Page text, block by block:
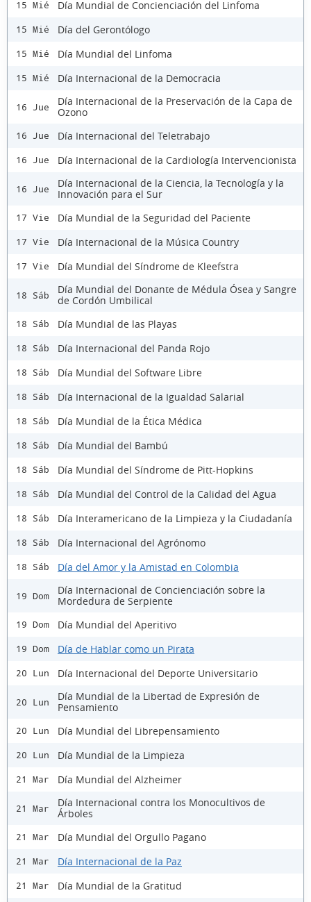
15 Mié Día Mundial de Concienciación del Linfoma
15 Mié Día del Gerontólogo
15 Mié Día Mundial del Linfoma
15 Mié Día Internacional de la Democracia
16 Jue
Día Internacional de la Preservación de la Capa de
Ozono
16 Jue Día Internacional del Teletrabajo
16 Jue Día Internacional de la Cardiología Intervencionista
16 Jue
Día Internacional de la Ciencia, la Tecnología y la
Innovación para el Sur
17 Vie Día Mundial de la Seguridad del Paciente
17 Vie Día Internacional de la Música Country
17 Vie Día Mundial del Síndrome de Kleefstra
18 Sáb
Día Mundial del Donante de Médula Ósea y Sangre
de Cordón Umbilical
18 Sáb Día Mundial de las Playas
18 Sáb Día Internacional del Panda Rojo
18 Sáb Día Mundial del Software Libre
18 Sáb Día Internacional de la Igualdad Salarial
18 Sáb Día Mundial de la Ética Médica
18 Sáb Día Mundial del Bambú
18 Sáb Día Mundial del Síndrome de Pitt-Hopkins
18 Sáb Día Mundial del Control de la Calidad del Agua
18 Sáb Día Interamericano de la Limpieza y la Ciudadanía
18 Sáb Día Internacional del Agrónomo
18 Sáb Día del Amor y la Amistad en Colombia
19 Dom
Día Internacional de Concienciación sobre la
Mordedura de Serpiente
19 Dom Día Mundial del Aperitivo
19 Dom Día de Hablar como un Pirata
20 Lun Día Internacional del Deporte Universitario
20 Lun
Día Mundial de la Libertad de Expresión de
Pensamiento
20 Lun Día Mundial del Librepensamiento
20 Lun Día Mundial de la Limpieza
21 Mar Día Mundial del Alzheimer
21 Mar
Día Internacional contra los Monocultivos de
Árboles
21 Mar Día Mundial del Orgullo Pagano
21 Mar Día Internacional de la Paz
21 Mar Día Mundial de la Gratitud